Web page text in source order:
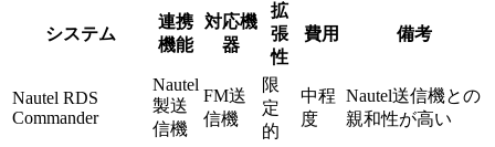
システム
連携
機能
対応機
器
拡
張
性
費用 備考
Nautel RDS
Commander
Nautel
製送
信機
FM送
信機
限
定
的
中程
度
Nautel送信機との
親和性が高い